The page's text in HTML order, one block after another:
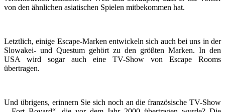
von den ähnlichen asiatischen Spielen mitbekommen hat.
Letztlich, einige Escape-Marken entwickeln sich auch bei uns in der
Slowakei- und Questum gehört zu den größten Marken. In den
USA wird sogar auch eine TV-Show von Escape Rooms
übertragen.
Und übrigens, erinnern Sie sich noch an die französische TV-Show